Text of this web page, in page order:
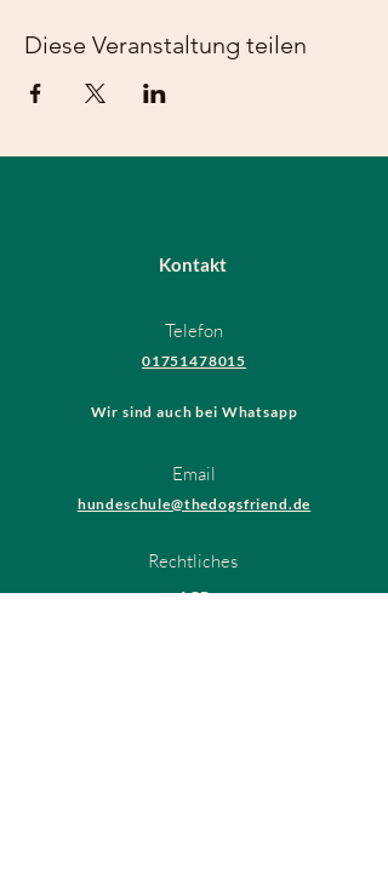
Diese Veranstaltung teilen
Kontakt
Telefon
01751478015
Wir sind auch bei Whatsapp
Email
hundeschule@thedogsfriend.de
Rechtliches
AGB